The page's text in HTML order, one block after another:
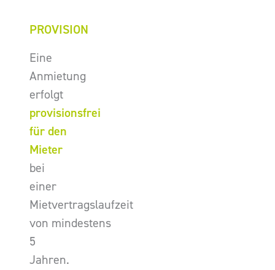
PROVISION
Eine
Anmietung
erfolgt
provisionsfrei
für den
Mieter
bei
einer
Mietvertragslaufzeit
von mindestens
5
Jahren.